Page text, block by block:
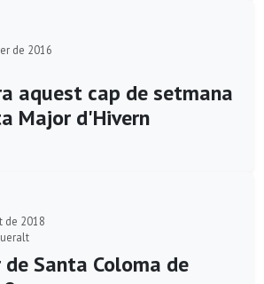
de 2016
aquest cap de setmana
Major d'Hivern
de 2018
Santa Coloma de